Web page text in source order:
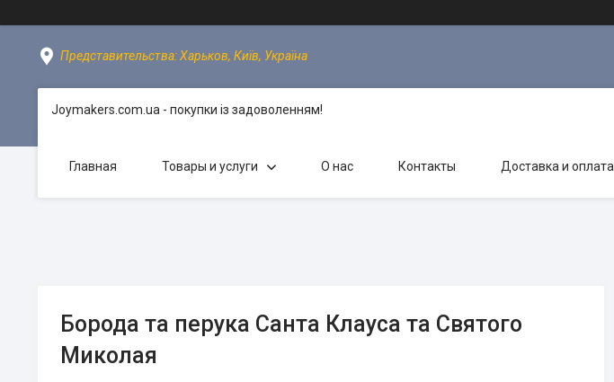
Представительства: Харьков, Київ, Україна
Joymakers.com.ua - покупки із задоволенням!
Главная Товары и услуги О нас Контакты Доставка и оплата
Борода та перука Санта Клауса та Святого
Миколая